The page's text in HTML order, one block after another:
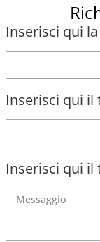
Inserisci qui
Inserisci qui il
Inserisci qui il